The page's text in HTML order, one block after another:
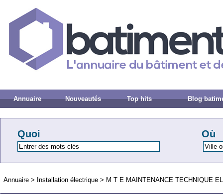
Annuaire Nouveautés Top hits Blog
Quoi Où
Annuaire > Installation électrique > M T E MAINTENANCE TECHNIQUE